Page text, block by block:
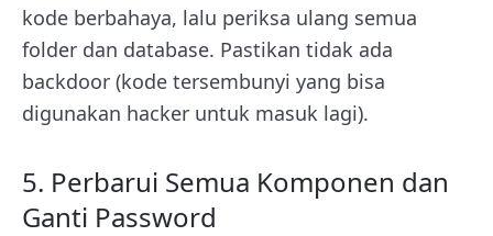
kode berbahaya, lalu periksa ulang semua
folder dan database. Pastikan tidak ada
backdoor (kode tersembunyi yang bisa
digunakan hacker untuk masuk lagi).
5. Perbarui Semua Komponen dan
Ganti Password